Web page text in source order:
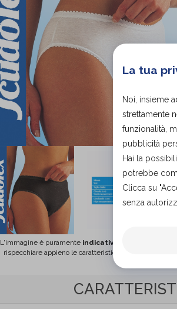
L'immagine è puramente indicativa
rispecchiare appieno le caratteristiche del prodotto.
La tua
Noi, insieme
strettamente
funzionalità,
pubblicità
Hai la
potrebbe
Clicca su
senza